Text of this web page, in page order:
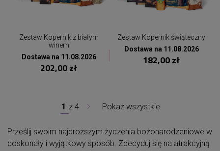
Zestaw Kopernik z białym
winem
Dostawa na 11.08.2026
202,00 zł
Zestaw Kopernik świąteczny
Dostawa na 11.08.2026
182,00 zł
1 z 4 Pokaż wszystkie
Prześlij swoim najdroższym życzenia bożonarodzeniowe w
doskonały i wyjątkowy sposób. Zdecyduj się na atrakcyjną